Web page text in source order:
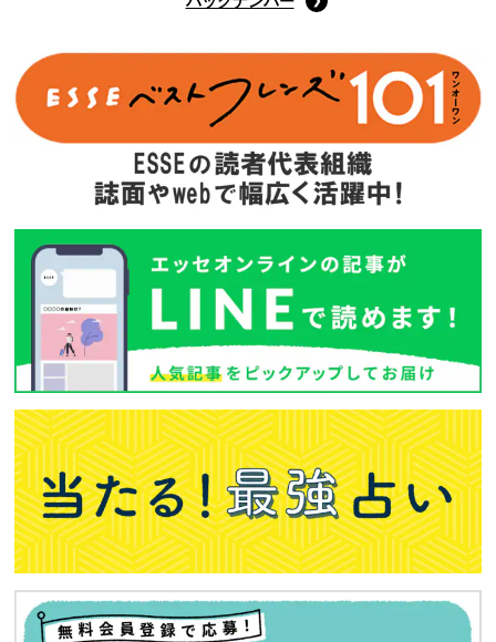
Amazonで購入する
次回予告
年間定期購読
バックナンバー